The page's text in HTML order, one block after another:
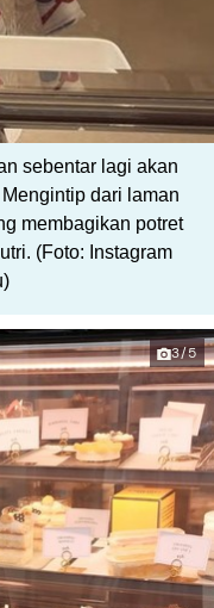
sebentar lagi akan
dari laman
membagikan potret
(Foto: Instagram
3/5